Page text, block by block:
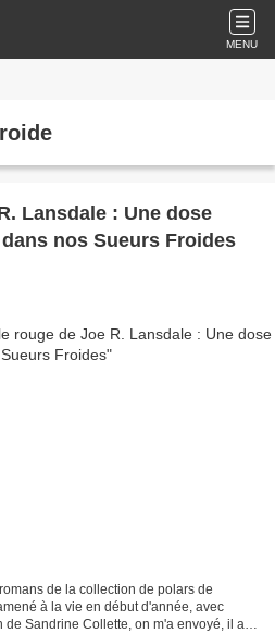
MENU
Lansdale : Une dose
nos Sueurs Froides
de la collection de polars de
à la vie en début d'année, avec
Sandrine Collette, on m'a envoyé, il ay